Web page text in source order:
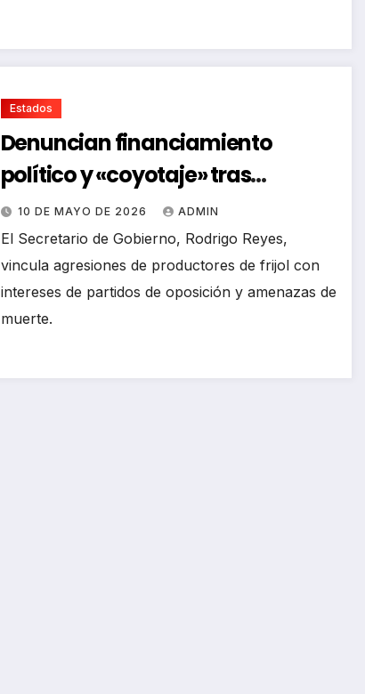
Estados
Denuncian financiamiento
político y «coyotaje» tras
violencia agrícola en Zacatecas
10 DE MAYO DE 2026 ADMIN
El Secretario de Gobierno, Rodrigo Reyes,
vincula agresiones de productores de frijol con
intereses de partidos de oposición y amenazas de
muerte.